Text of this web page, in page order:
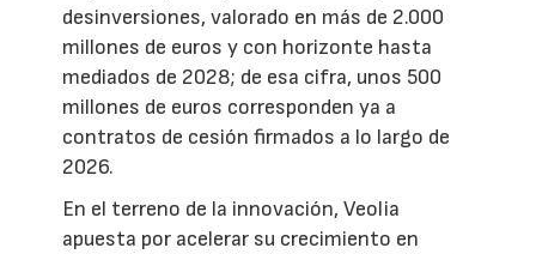
desinversiones, valorado en más de 2.000
millones de euros y con horizonte hasta
mediados de 2028; de esa cifra, unos 500
millones de euros corresponden ya a
contratos de cesión firmados a lo largo de
2026.
En el terreno de la innovación, Veolia
apuesta por acelerar su crecimiento en